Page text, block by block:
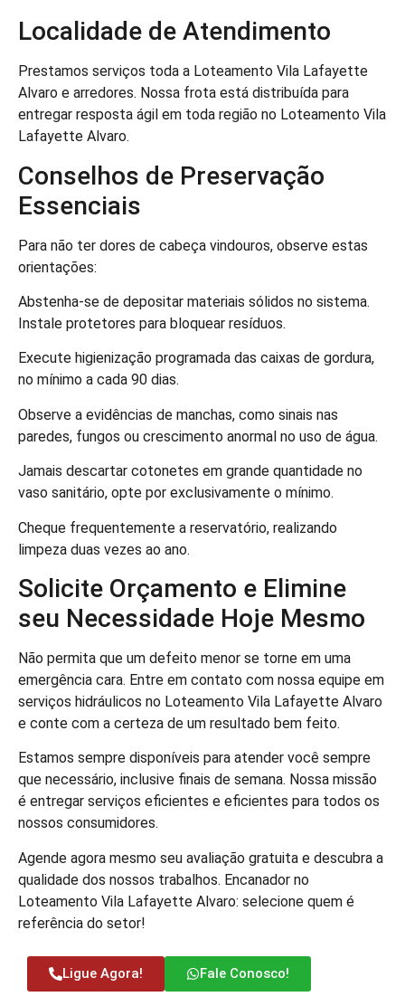
Localidade de Atendimento
Prestamos serviços toda a Loteamento Vila Lafayette
Alvaro e arredores. Nossa frota está distribuída para
entregar resposta ágil em toda região no Loteamento Vila
Lafayette Alvaro.
Conselhos de Preservação
Essenciais
Para não ter dores de cabeça vindouros, observe estas
orientações:
Abstenha-se de depositar materiais sólidos no sistema.
Instale protetores para bloquear resíduos.
Execute higienização programada das caixas de gordura,
no mínimo a cada 90 dias.
Observe a evidências de manchas, como sinais nas
paredes, fungos ou crescimento anormal no uso de água.
Jamais descartar cotonetes em grande quantidade no
vaso sanitário, opte por exclusivamente o mínimo.
Cheque frequentemente a reservatório, realizando
limpeza duas vezes ao ano.
Solicite Orçamento e Elimine
seu Necessidade Hoje Mesmo
Não permita que um defeito menor se torne em uma
emergência cara. Entre em contato com nossa equipe em
serviços hidráulicos no Loteamento Vila Lafayette Alvaro
e conte com a certeza de um resultado bem feito.
Estamos sempre disponíveis para atender você sempre
que necessário, inclusive finais de semana. Nossa missão
é entregar serviços eficientes e eficientes para todos os
nossos consumidores.
Agende agora mesmo seu avaliação gratuita e descubra a
qualidade dos nossos trabalhos. Encanador no
Loteamento Vila Lafayette Alvaro: selecione quem é
referência do setor!
Ligue Agora! Fale Conosco!